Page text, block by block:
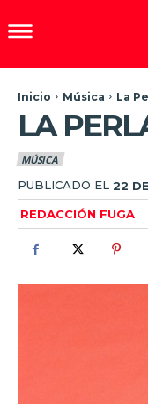
Inicio Música La
LA
MÚSICA
PUBLICADO EL 22
REDACCIÓN FUGA